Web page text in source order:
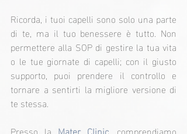
Ricorda, i tuoi capelli sono solo una parte
di te, ma il tuo benessere è tutto. Non
permettere alla SOP di gestire la tua vita
o le tue giornate di capelli; con il giusto
supporto, puoi prendere il controllo e
tornare a sentirti la migliore versione di
te stessa.